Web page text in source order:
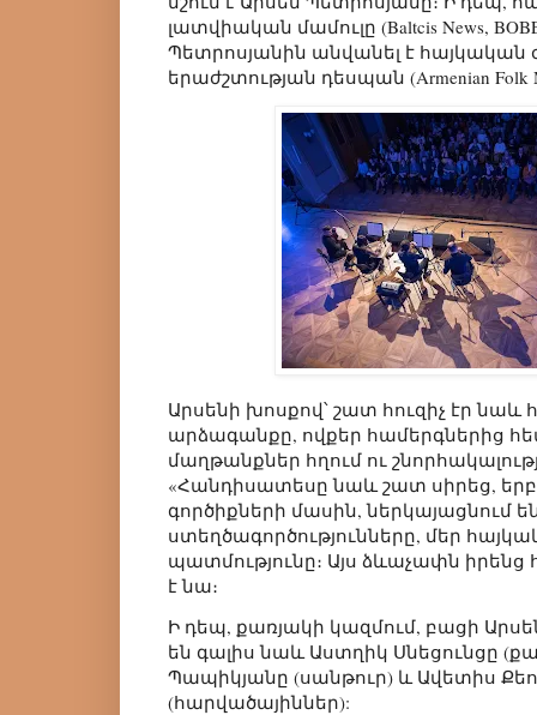
լատվիական մամուլը (Baltcis News,
Պետրոսյանին անվանել է հայկական
երաժշտության դեսպան (Armenian Folk
Արսենի խոսքով՝ շատ հուզիչ էր
արձագանքը, ովքեր համերգներից
մաղթանքներ հղում ու
«Հանդիսատեսը նաև շատ սիրեց, երբ
գործիքների մասին, ներկայացնում
ստեղծագործությունները, մեր
պատմությունը։ Այս ձևաչափն իրենց
է նա։
Ի դեպ, քառյակի կազմում, բացի
են գալիս նաև Աստղիկ Սնեցունցը
Պապիկյանը (սանթուր) և Ավետիս
(հարվածայիններ):